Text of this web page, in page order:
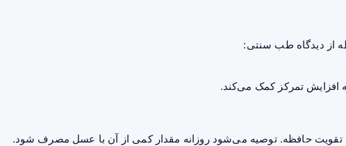
از دیدگاه طب سنتی:
افزایش تمرکز کمک می‌کند.
تقویت حافظه. توصیه می‌شود روزانه مقدار کمی از آن با عسل مصرف شود.